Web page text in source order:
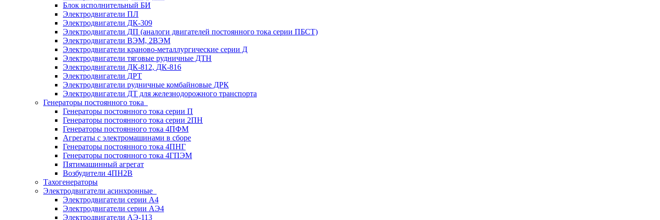
Блок исполнительный БИ
Электродвигатели ПЛ
Электродвигатели ДК-309
Электродвигатели ДП (аналоги двигателей постоянного тока серии ПБСТ)
Электродвигатели ВЭМ, 2ВЭМ
Электродвигатели краново-металлургические серии Д
Электродвигатели тяговые рудничные ДТН
Электродвигатели ДК-812, ДК-816
Электродвигатели ДРТ
Электродвигатели рудничные комбайновые ДРК
Электродвигатели ДТ для железнодорожного транспорта
Генераторы постоянного тока
Генераторы постоянного тока серии П
Генераторы постоянного тока серии 2ПН
Генераторы постоянного тока 4ПФМ
Агрегаты с электромашинами в сборе
Генераторы постоянного тока 4ПНГ
Генераторы постоянного тока 4ГПЭМ
Пятимашинный агрегат
Возбудители 4ПН2В
Тахогенераторы
Электродвигатели асинхронные
Электродвигатели серии А4
Электродвигатели серии АЭ4
Электродвигатели АЭ-113